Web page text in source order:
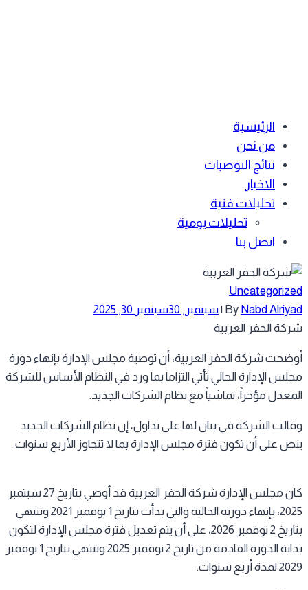
الرئيسية
من نحن
نتائج التوصيات
الاخبار
تحليلات فنية
تحليلات يومية
اتصل بنا
ByNabd
|سبتمبر, 30
سبتمبر 30, 2025
الحفر العربية
شركة الحفر العربية، أن توصية مجلس الإدارة بإنهاء دورة
الإدارة الحالي تأتي التزاما بما ورد في النظام الأساس للشركة
مؤخراً، تماشياً مع نظام الشركات الجديد.
الشركة في بيان لها على تداول، إن نظام الشركات الجديد
على أن تكون فترة مجلس الإدارة بما لا تتجاوز الأربع سنوات.
كان مجلس الإدارة شركة الحفر العربية قد أوصي بتاريخ 27 سبتمبر
2025، بإنهاء دورته الحالية والتي بدأت بتاريخ 1 نوفمبر 2021 وتنتهي
بتاريخ 2 نوفمبر 2026، على أن يتم تعديل فترة مجلس الإدارة لتكون
بداية الدورة القادمة من تاريخ 2 نوفمبر 2025 وتنتهي بتاريخ 1 نوفمبر
أربع سنوات.